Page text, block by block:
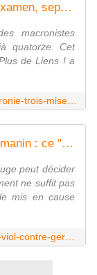
Un an en Macronie : trois mises en examen, sept enquêtes en cours et deux affaires classées sans suite - MOINS de BIENS PLUS de LIENS
macronistes
quatorze. Cet
de Liens ! a
Accusation de viol contre Gérald Darmanin : ce "n'est pas un obstacle" à sa nomination comme ministre de l'Intérieur, affirme l'Élysée - MOINS de BIENS PLUS de LIENS
peut décider
ne suffit pas
mis en cause